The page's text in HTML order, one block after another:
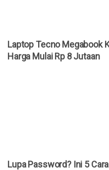
Laptop Tecno Megabook
Harga Mulai Rp 8 Jutaan
Lupa Password? Ini 5